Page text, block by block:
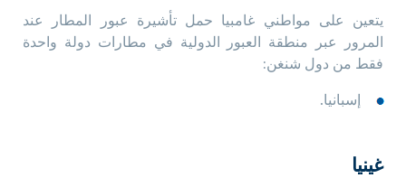
يتعين على مواطني غامبيا حمل تأشيرة عبور المطار عند
المرور عبر منطقة العبور الدولية في مطارات دولة واحدة
فقط من دول شنغن:
إسبانيا.
غينيا